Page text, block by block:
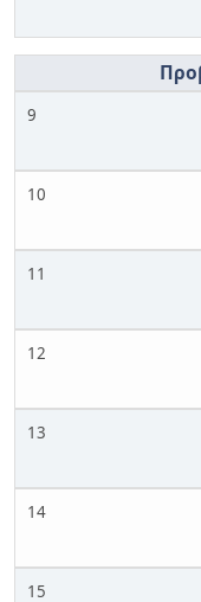
9
10
11
12
13
14
15